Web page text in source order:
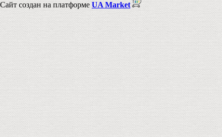
Сайт создан на платформе UA Market